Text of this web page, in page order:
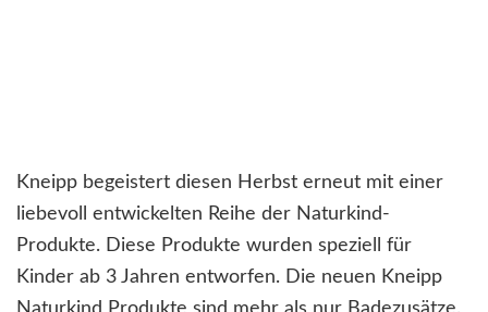
Kneipp begeistert diesen Herbst erneut mit einer
liebevoll entwickelten Reihe der Naturkind-
Produkte. Diese Produkte wurden speziell für
Kinder ab 3 Jahren entworfen. Die neuen Kneipp